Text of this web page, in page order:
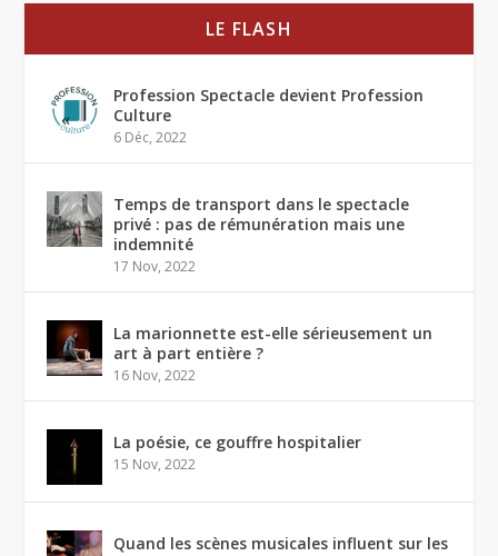
LE FLASH
Profession Spectacle devient Profession
Culture
6 Déc, 2022
Temps de transport dans le spectacle
privé : pas de rémunération mais une
indemnité
17 Nov, 2022
La marionnette est-elle sérieusement un
art à part entière ?
16 Nov, 2022
La poésie, ce gouffre hospitalier
15 Nov, 2022
Quand les scènes musicales influent sur les